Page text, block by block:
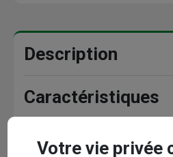
Description
Caractéristiques
Documents
Votre vie privée